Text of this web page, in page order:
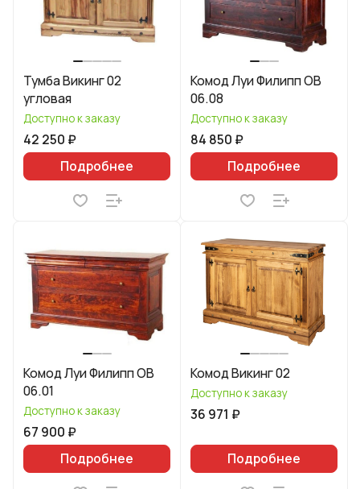
Тумба Викинг 02
угловая
Доступно к заказу
42 250 ₽
Подробнее
Комод Луи Филипп ОВ
06.08
Доступно к заказу
84 850 ₽
Подробнее
Комод Луи Филипп ОВ
06.01
Доступно к заказу
67 900 ₽
Подробнее
Комод Викинг 02
Доступно к заказу
36 971 ₽
Подробнее